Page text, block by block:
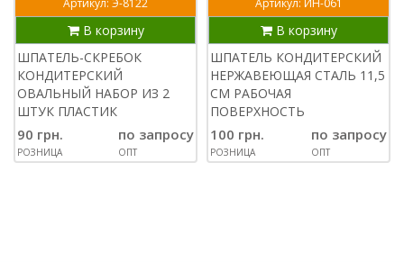
В корзину
ШПАТЕЛЬ-СКРЕБОК
КОНДИТЕРСКИЙ
ОВАЛЬНЫЙ НАБОР ИЗ 2
ШТУК ПЛАСТИК
90 грн.
РОЗНИЦА
по запросу
ОПТ
В корзину
ШПАТЕЛЬ КОНДИТЕРСКИЙ
НЕРЖАВЕЮЩАЯ СТАЛЬ 11,5
СМ РАБОЧАЯ
ПОВЕРХНОСТЬ
100 грн.
РОЗНИЦА
по запросу
ОПТ